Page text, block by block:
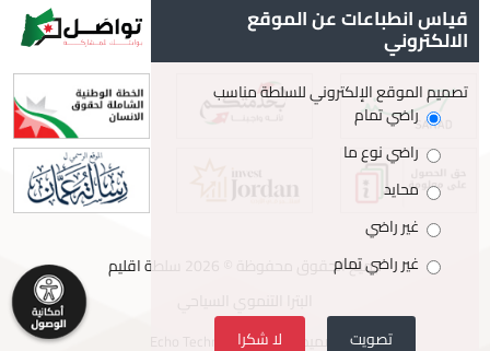
قياس انطباعات عن الموقع
الالكتروني
تصميم الموقع الإلكتروني للسلطة مناسب
راضي تمام
راضي نوع ما
محايد
غير راضي
غير راضي تمام
تصويت لا شكرا
جميع الحقوق محفوظة © 2026 سلطة اقليم
تصميم وتطويرEcho Technology